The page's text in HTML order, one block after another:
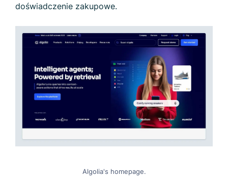
doświadczenie zakupowe.
Algolia's homepage.